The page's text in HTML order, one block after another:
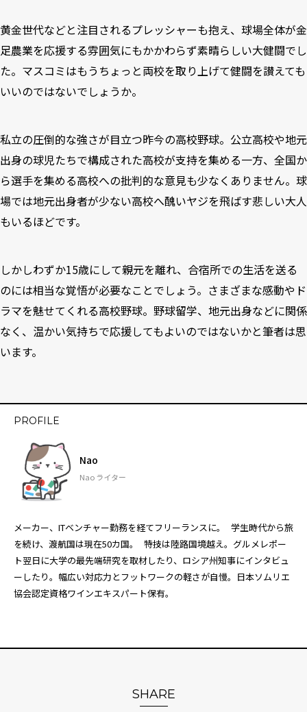
黄金世代などと注目されるプレッシャーも抱え、球場全体が金
足農業を応援する雰囲気にもかかわらず素晴らしい大健闘でし
た。マスコミはもうちょっと両校を取り上げて健闘を讃えても
いいのではないでしょうか。
私立の圧倒的な強さが目立つ昨今の高校野球。公立高校や地元
出身の球児たちで構成された高校が支持を集める一方、全国か
ら選手を集める高校への批判的な意見も少なくありません。球
場では地元出身者が少ない高校へ醜いヤジを飛ばす悲しい大人
もいるほどです。
しかしわずか15歳にして親元を離れ、合宿所での生活を送る
のには相当な覚悟が必要なことでしょう。さまざまな感動やド
ラマを魅せてくれる高校野球。野球留学、地元出身などに関係
なく、温かい気持ちで応援してもよいのではないかと筆者は思
います。
PROFILE
Nao
Nao ライター
メーカー、ITベンチャー勤務を経てフリーランスに。 学生時代から旅
を続け、渡航国は現在50カ国。 特技は陸路国境越え。グルメレポー
ト翌日に大学の最先端研究を取材したり、ロシア州知事にインタビュ
ーしたり。幅広い対応力とフットワークの軽さが自慢。日本ソムリエ
協会認定資格ワインエキスパート保有。
SHARE